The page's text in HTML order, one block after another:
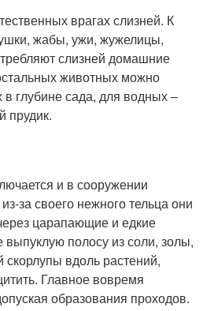
врагах слизней. К
жабы, ужи, жужелицы,
слизней домашние
животных можно
в глубине сада, для водных –
прудик.
и в сооружении
за своего нежного тельца они
царапающие и едкие
выпуклую полосу из соли, золы,
скорлупы вдоль растений,
Главное вовремя
образования проходов.